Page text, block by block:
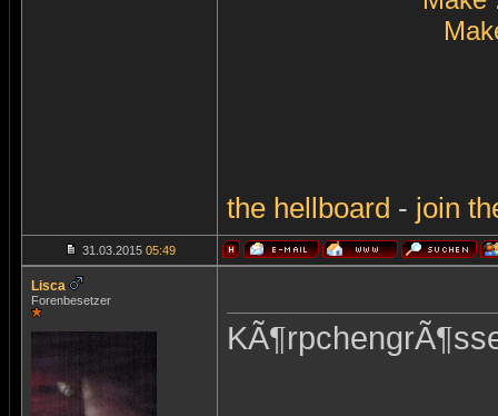
the hellboard - join
31.03.2015 05:49
Lisca
Forenbesetzer